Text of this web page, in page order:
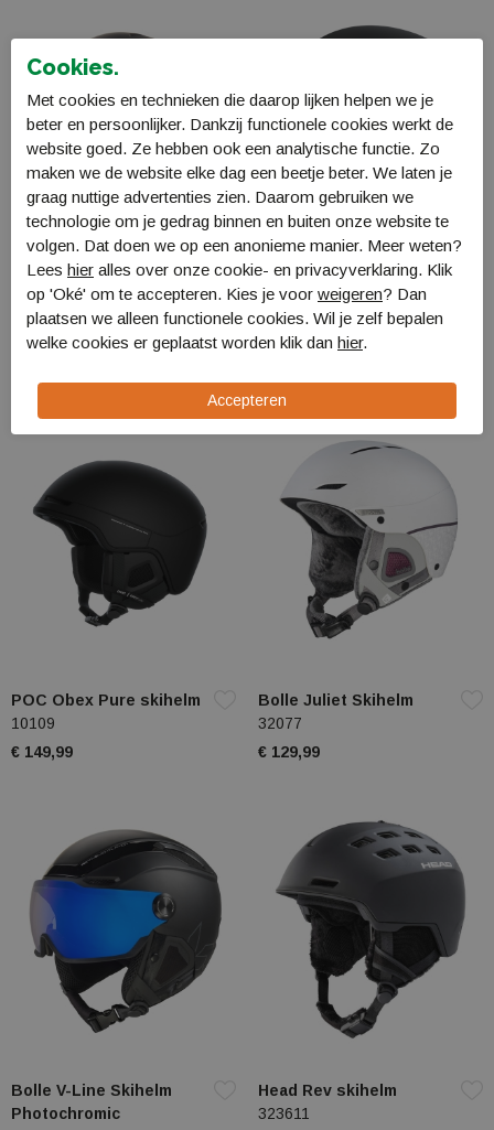
Sinner Montblanc Visor
SIHE-158
Head Cinema skihelm
326214
€ 179,99
POC Obex Pure skihelm
10109
€ 149,99
Bolle Juliet Skihelm
32077
€ 129,99
Bolle V-Line Skihelm
Photochromic
Head Rev skihelm
323611
Cookies.
Met cookies en technieken die daarop lijken helpen we je
beter en persoonlijker. Dankzij functionele cookies werkt de
website goed. Ze hebben ook een analytische functie. Zo
maken we de website elke dag een beetje beter. We laten je
graag nuttige advertenties zien. Daarom gebruiken we
technologie om je gedrag binnen en buiten onze website te
volgen. Dat doen we op een anonieme manier. Meer weten?
Lees hier alles over onze cookie- en privacyverklaring. Klik
op 'Oké' om te accepteren. Kies je voor weigeren? Dan
plaatsen we alleen functionele cookies. Wil je zelf bepalen
welke cookies er geplaatst worden klik dan hier.